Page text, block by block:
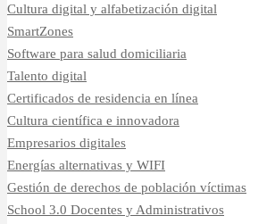
Cultura digital y alfabetización digital
SmartZones
Software para salud domiciliaria
Talento digital
Certificados de residencia en línea
Cultura científica e innovadora
Empresarios digitales
Energías alternativas y WIFI
Gestión de derechos de población víctimas
School 3.0 Docentes y Administrativos